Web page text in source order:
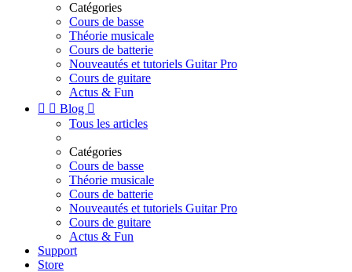
Catégories
Cours de basse
Théorie musicale
Cours de batterie
Nouveautés et tutoriels Guitar Pro
Cours de guitare
Actus & Fun
  Blog 
Tous les articles
Catégories
Cours de basse
Théorie musicale
Cours de batterie
Nouveautés et tutoriels Guitar Pro
Cours de guitare
Actus & Fun
Support
Store